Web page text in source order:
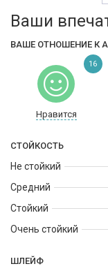
семейству
акцентами. Парфюм
бобов тонка,
Ваши
ВАШЕ ОТНОШЕНИЕ К
Нравится
16
СТОЙКОСТЬ
Не стойкий
Средний
Стойкий
Очень стойкий
ШЛЕЙФ